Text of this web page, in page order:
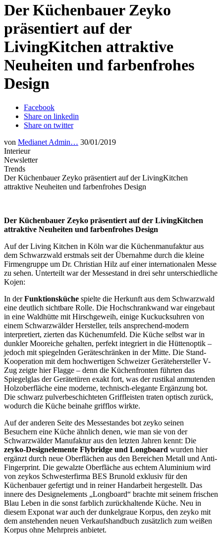
Der Küchenbauer Zeyko
präsentiert auf der
LivingKitchen attraktive
Neuheiten und farbenfrohes
Design
Facebook
Share on linkedin
Share on twitter
von Medianet Admin… 30/01/2019
Interieur
Newsletter
Trends
Der Küchenbauer Zeyko präsentiert auf der LivingKitchen
attraktive Neuheiten und farbenfrohes Design
Der Küchenbauer Zeyko präsentiert auf der LivingKitchen
attraktive Neuheiten und farbenfrohes Design
Auf der Living Kitchen in Köln war die Küchenmanufaktur aus
dem Schwarzwald erstmals seit der Übernahme durch die kleine
Firmengruppe um Dr. Christian Hilz auf einer internationalen Messe
zu sehen. Unterteilt war der Messestand in drei sehr unterschiedliche
Kojen:
In derFunktionsküche spielte die Herkunft aus dem Schwarzwald
eine deutlich sichtbare Rolle. Die Hochschrankwand war eingebaut
in eine Waldhütte mit Hirschgeweih, einige Kuckucksuhren von
einem Schwarzwälder Hersteller, teils ansprechend-modern
interpretiert, zierten das Küchenumfeld. Die Küche selbst war in
dunkler Mooreiche gehalten, perfekt integriert in die Hüttenoptik –
jedoch mit spiegelnden Geräteschränken in der Mitte. Die Stand-
Kooperation mit dem hochwertigen Schweizer Gerätehersteller V-
Zug zeigte hier Flagge – denn die Küchenfronten führten das
Spiegelglas der Gerätetüren exakt fort, was der rustikal anmutenden
Holzoberfläche eine moderne, technisch-elegante Ergänzung bot.
Die schwarz pulverbeschichteten Griffleisten traten optisch zurück,
wodurch die Küche beinahe grifflos wirkte.
Auf der anderen Seite des Messestandes bot zeyko seinen
Besuchern eine Küche ähnlich denen, wie man sie von der
Schwarzwälder Manufaktur aus den letzten Jahren kennt: Die
zeyko-Designelemente Flybridge und Longboard wurden hier
ergänzt durch neue Oberflächen aus den Bereichen Metall und Anti-
Fingerprint. Die gewalzte Oberfläche aus echtem Aluminium wird
von zeykos Schwesterfirma BES Brunold exklusiv für den
Küchenbauer gefertigt und in reiner Handarbeit hergestellt. Das
innere des Designelements „Longboard“ brachte mit seinem frischen
Blau Leben in die sonst farblich zurückhaltende Küche. Neu in
diesem Exponat war auch der dunkelgraue Korpus, den zeyko mit
dem anstehenden neuen Verkaufshandbuch zusätzlich zum weißen
Korpus ohne Mehrpreis anbietet.